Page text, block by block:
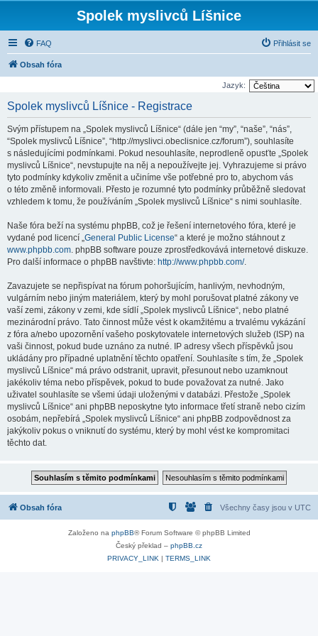
Spolek myslivců Líšnice
FAQ Přihlásit se
Obsah fóra
Jazyk:
Spolek myslivců Líšnice - Registrace
Svým přístupem na „Spolek myslivců Líšnice“ (dále jen “my”, “naše”, “nás”,
“Spolek myslivců Líšnice”, “http://myslivci.obeclisnice.cz/forum”), souhlasíte
s následujícími podmínkami. Pokud nesouhlasíte, neprodleně opusťte „Spolek
myslivců Líšnice“, nevstupujte na něj a nepoužívejte jej. Vyhrazujeme si právo
tyto podmínky kdykoliv změnit a učiníme vše potřebné pro to, abychom vás
o této změně informovali. Přesto je rozumné tyto podmínky průběžně sledovat
vzhledem k tomu, že používáním „Spolek myslivců Líšnice“ s nimi souhlasíte.
Naše fóra beží na systému phpBB, což je řešení internetového fóra, které je
vydané pod licencí „General Public License“ a které je možno stáhnout z
www.phpbb.com. phpBB software pouze zprostředkovává internetové diskuze.
Pro další informace o phpBB navštivte: http://www.phpbb.com/.
Zavazujete se nepřispívat na fórum pohoršujícím, hanlivým, nevhodným,
vulgárním nebo jiným materiálem, který by mohl porušovat platné zákony ve
vaší zemi, zákony v zemi, kde sídlí „Spolek myslivců Líšnice“, nebo platné
mezinárodní právo. Tato činnost může vést k okamžitému a trvalému vykázání
z fóra a/nebo upozornění vašeho poskytovatele internetových služeb (ISP) na
vaši činnost, pokud bude uznáno za nutné. IP adresy všech příspěvků jsou
ukládány pro případné uplatnění těchto opatření. Souhlasíte s tím, že „Spolek
myslivců Líšnice“ má právo odstranit, upravit, přesunout nebo uzamknout
jakékoliv téma nebo příspěvek, pokud to bude považovat za nutné. Jako
uživatel souhlasíte se všemi údaji uloženými v databázi. Přestože „Spolek
myslivců Líšnice“ ani phpBB neposkytne tyto informace třetí straně nebo cizím
osobám, nepřebírá „Spolek myslivců Líšnice“ ani phpBB zodpovědnost za
jakýkoliv pokus o vniknutí do systému, který by mohl vést ke kompromitaci
těchto dat.
Obsah fóra Všechny časy jsou v UTC
Založeno na phpBB® Forum Software © phpBB Limited
Český překlad – phpBB.cz
PRIVACY_LINK | TERMS_LINK